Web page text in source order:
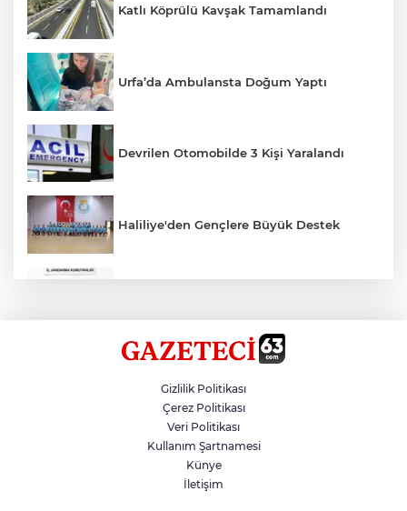
Katlı Köprülü Kavşak Tamamlandı
Urfa’da Ambulansta Doğum Yaptı
Devrilen Otomobilde 3 Kişi Yaralandı
Haliliye'den Gençlere Büyük Destek
Hikmet Başak’tan Ulaşım Çalışması
Atatürk Bulvarında Asfalt Yenileniyor
Gizlilik Politikası
Çerez Politikası
Veri Politikası
Kullanım Şartnamesi
Künye
İletişim